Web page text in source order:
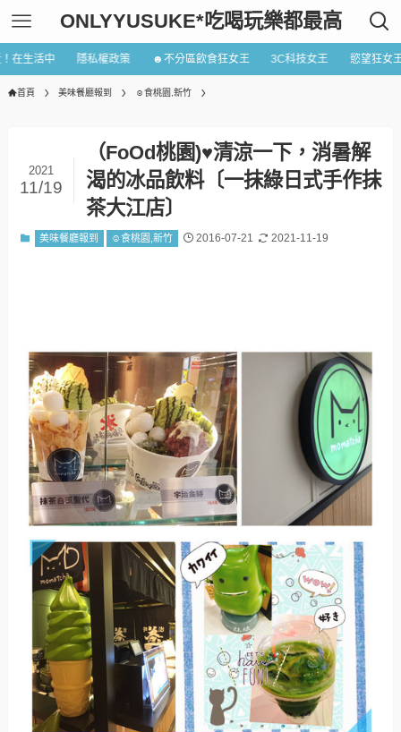
ONLYYUSUKE*吃喝玩樂都最高
在生活中 隱私權政策 ☻不分區飲食狂女王 3C科技女王 慾望狂女
首頁 美味餐廳報到 ☺食桃園,新竹
（FoOd桃園)♥清涼一下，消暑解
渴的冰品飲料〔一抹綠日式手作抹
茶大江店〕
2021
11/19
美味餐廳報到 ☺食桃園,新竹 2016-07-21 2021-11-19